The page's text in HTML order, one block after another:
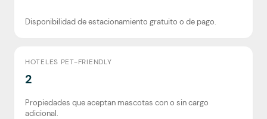
Disponibilidad de estacionamiento gratuito o de pago.
HOTELES PET-FRIENDLY
2
Propiedades que aceptan mascotas con o sin cargo
adicional.